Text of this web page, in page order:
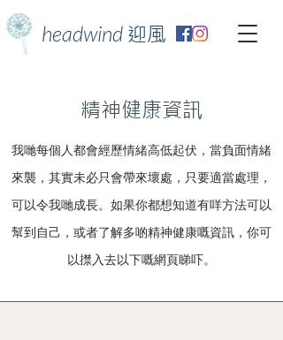
headwind 迎風
精神健康資訊
我哋每個人都會經歷情緒高低起伏，當負面情緒
來襲，其實未必只會帶來壞處，只要適當處理，
可以令我哋成長。如果你都想知道有咩方法可以
幫到自己，或者了解多啲精神健康嘅資訊，你可
以㩒入去以下嘅網頁睇吓。